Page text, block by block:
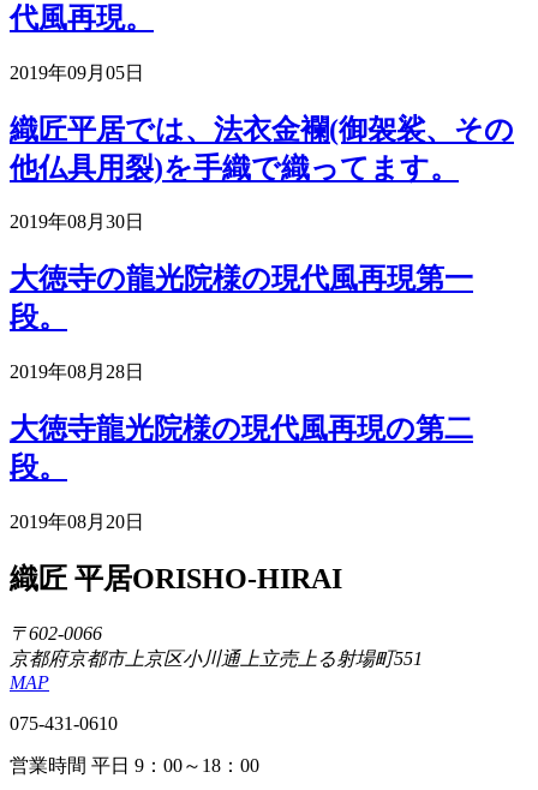
代風再現。
2019年09月05日
織匠平居では、法衣金襴(御袈裟、その
他仏具用裂)を手織で織ってます。
2019年08月30日
大徳寺の龍光院様の現代風再現第一
段。
2019年08月28日
大徳寺龍光院様の現代風再現の第二
段。
2019年08月20日
織匠 平居ORISHO-HIRAI
〒602-0066
京都府京都市上京区小川通上立売上る射場町551
MAP
075-431-0610
営業時間 平日 9：00～18：00